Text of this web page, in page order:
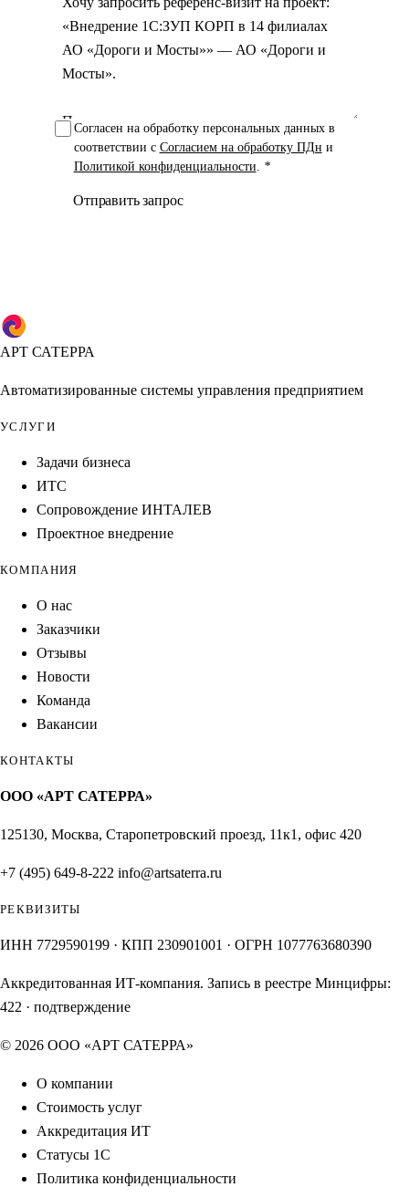
Согласен на обработку персональных данных в
соответствии с Согласием на обработку ПДн и
Политикой конфиденциальности
*
Отправить запрос
АРТ САТЕРРА
Автоматизированные системы управления предприятием
УСЛУГИ
Задачи бизнеса
ИТС
Сопровождение ИНТАЛЕВ
Проектное внедрение
КОМПАНИЯ
О нас
Заказчики
Отзывы
Новости
Команда
Вакансии
КОНТАКТЫ
ООО «АРТ САТЕРРА»
125130, Москва, Старопетровский проезд, 11к1, офис 420
+7 (495) 649-8-222 info@artsaterra.ru
РЕКВИЗИТЫ
ИНН 7729590199 · КПП 230901001 · ОГРН 1077763680390
Аккредитованная ИТ-компания. Запись в реестре Минцифры:
422 · подтверждение
© 2026 ООО «АРТ САТЕРРА»
О компании
Стоимость услуг
Аккредитация ИТ
Статусы 1С
Политика конфиденциальности